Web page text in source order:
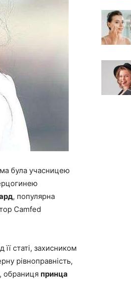
була учасницею
, популярна
Camfed
статі, захисником
рівноправність,
обраниця принца